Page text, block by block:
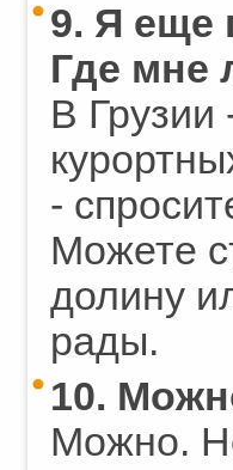
9. Я еще
Где мне
В Грузии
-
Можете
долину
рады.
10.
Можно.